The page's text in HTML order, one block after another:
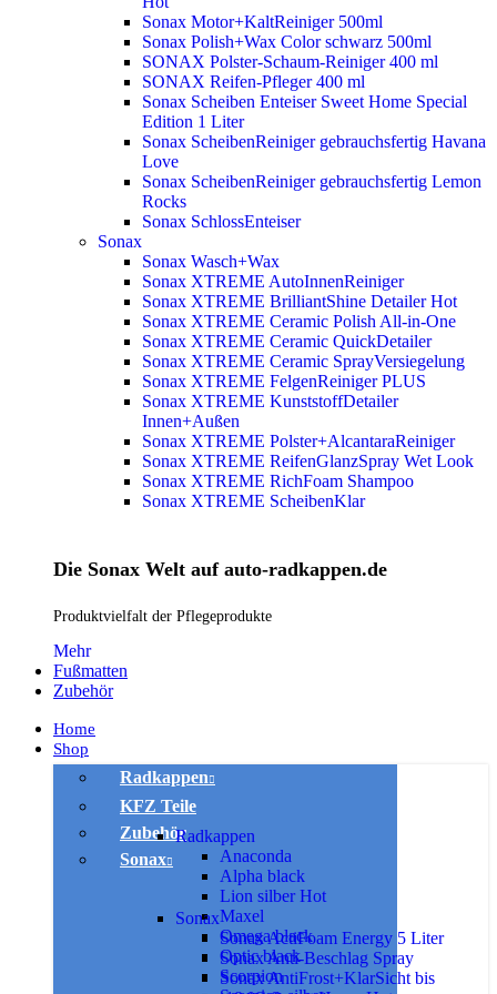
Sonax Motor+KaltReiniger 500ml
Sonax Polish+Wax Color schwarz 500ml
SONAX Polster-Schaum-Reiniger 400 ml
SONAX Reifen-Pfleger 400 ml
Sonax Scheiben Enteiser Sweet Home Special
Edition 1 Liter
Sonax ScheibenReiniger gebrauchsfertig Havana
Love
Sonax ScheibenReiniger gebrauchsfertig Lemon
Rocks
Sonax SchlossEnteiser
Sonax
Sonax Wasch+Wax
Sonax XTREME AutoInnenReiniger
Sonax XTREME BrilliantShine DetailerHot
Sonax XTREME Ceramic Polish All-in-One
Sonax XTREME Ceramic QuickDetailer
Sonax XTREME Ceramic SprayVersiegelung
Sonax XTREME FelgenReiniger PLUS
Sonax XTREME KunststoffDetailer
Innen+Außen
Sonax XTREME Polster+AlcantaraReiniger
Sonax XTREME ReifenGlanzSpray Wet Look
Sonax XTREME RichFoam Shampoo
Sonax XTREME ScheibenKlar
Die Sonax Welt auf auto-radkappen.de
Produktvielfalt der Pflegeprodukte
Mehr
Fußmatten
Zubehör
Home
Shop
Radkappen
Radkappen
Anaconda
Alpha black
Lion silberHot
Maxel
Omega black
Optic black
Scorpion
KFZ Teile
Zubehör
Sonax
Sonax
Sonax ActiFoam Energy 5 Liter
Sonax Anti-Beschlag Spray
Sonax AntiFrost+KlarSicht bis